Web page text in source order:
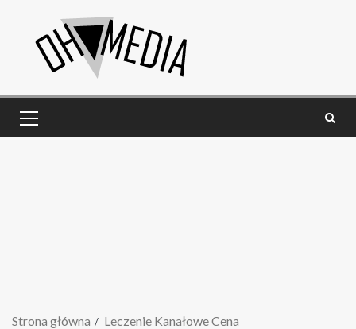
Strona główna Leczenie Kanałowe Cena